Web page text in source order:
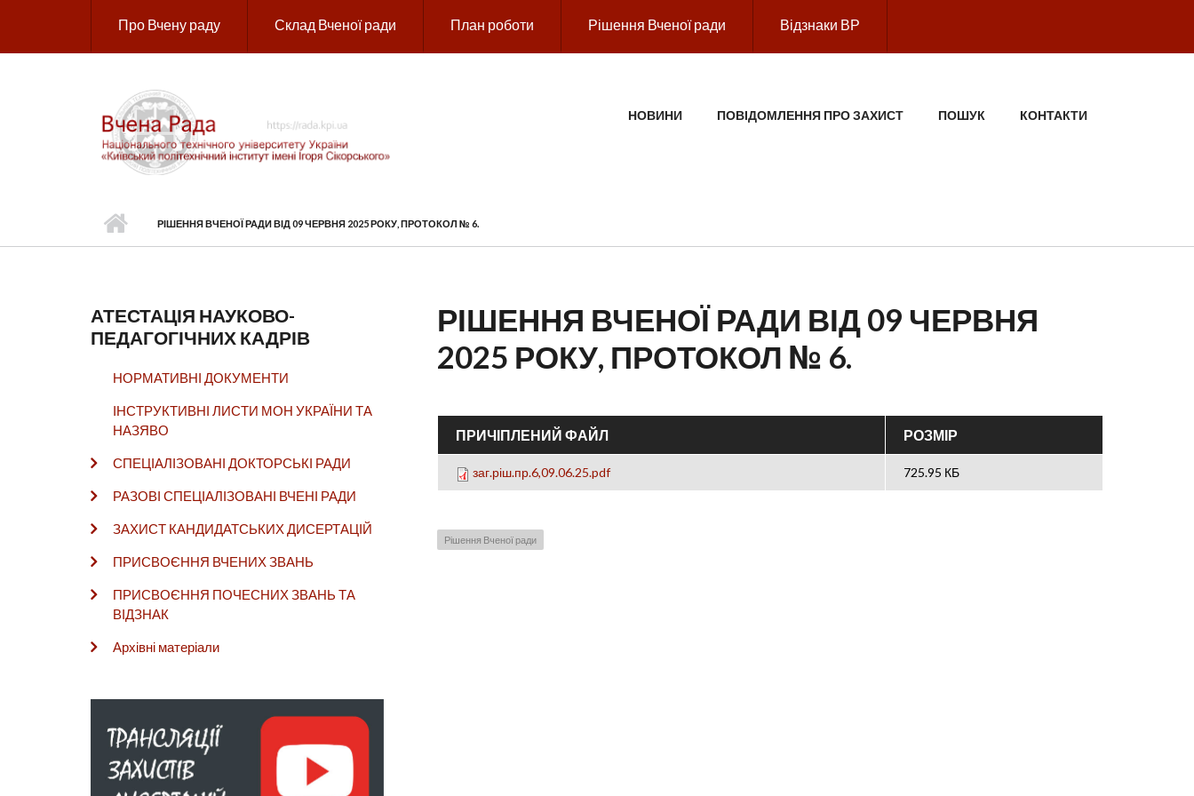
Про Вчену раду Склад Вченої ради План роботи Рішення Вченої ради Відзнаки ВР
ГОЛОВНЕ МЕНЮНОВИНИ ПОВІДОМЛЕННЯ ПРО ЗАХИСТ ПОШУК КОНТАКТИ
РІШЕННЯ ВЧЕНОЇ РАДИ ВІД 09 ЧЕРВНЯ 2025 РОКУ, ПРОТОКОЛ № 6.
АТЕСТАЦІЯ НАУКОВО-
ПЕДАГОГІЧНИХ КАДРІВ
НОРМАТИВНІ ДОКУМЕНТИ
ІНСТРУКТИВНІ ЛИСТИ МОН УКРАЇНИ ТА
НАЗЯВО
СПЕЦІАЛІЗОВАНІ ДОКТОРСЬКІ РАДИ
РАЗОВІ СПЕЦІАЛІЗОВАНІ ВЧЕНІ РАДИ
ЗАХИСТ КАНДИДАТСЬКИХ ДИСЕРТАЦІЙ
ПРИСВОЄННЯ ВЧЕНИХ ЗВАНЬ
ПРИСВОЄННЯ ПОЧЕСНИХ ЗВАНЬ ТА
ВІДЗНАК
Архівні матеріали
РІШЕННЯ ВЧЕНОЇ РАДИ ВІД 09 ЧЕРВНЯ
2025 РОКУ, ПРОТОКОЛ № 6.
ПРИЧІПЛЕНИЙ ФАЙЛ РОЗМІР
заг.ріш.пр.6,09.06.25.pdf 725.95 КБ
Рішення Вченої ради